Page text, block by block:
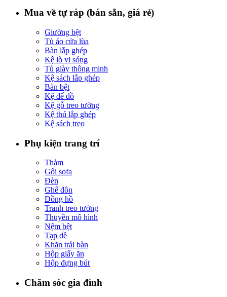
Mua về tự ráp (bán sẵn, giá rẻ)
Giường bệt
Tủ áo cửa lùa
Bàn lắp ghép
Kệ lò vi sóng
Tủ giày thông minh
Kệ sách lắp ghép
Bàn bệt
Kệ để đồ
Kệ gỗ treo tường
Kệ thú lắp ghép
Kệ sách treo
Phụ kiện trang trí
Thảm
Gối sofa
Đèn
Ghế đôn
Đồng hồ
Tranh treo tường
Thuyền mô hình
Nệm bệt
Tạp dề
Khăn trải bàn
Hộp giấy ăn
Hộp đựng bút
Chăm sóc gia đình